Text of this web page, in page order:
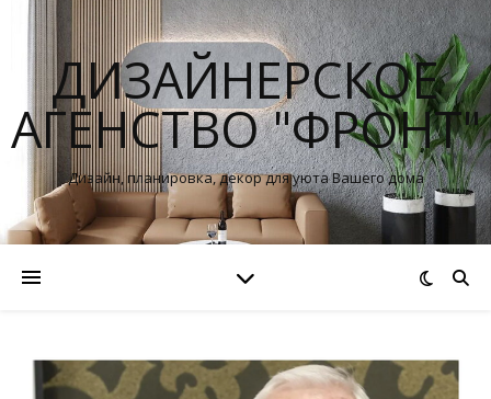
ДИЗАЙНЕРСКОЕ
АГЕНСТВО "ФРОНТ"
Дизайн, планировка, декор для уюта Вашего дома